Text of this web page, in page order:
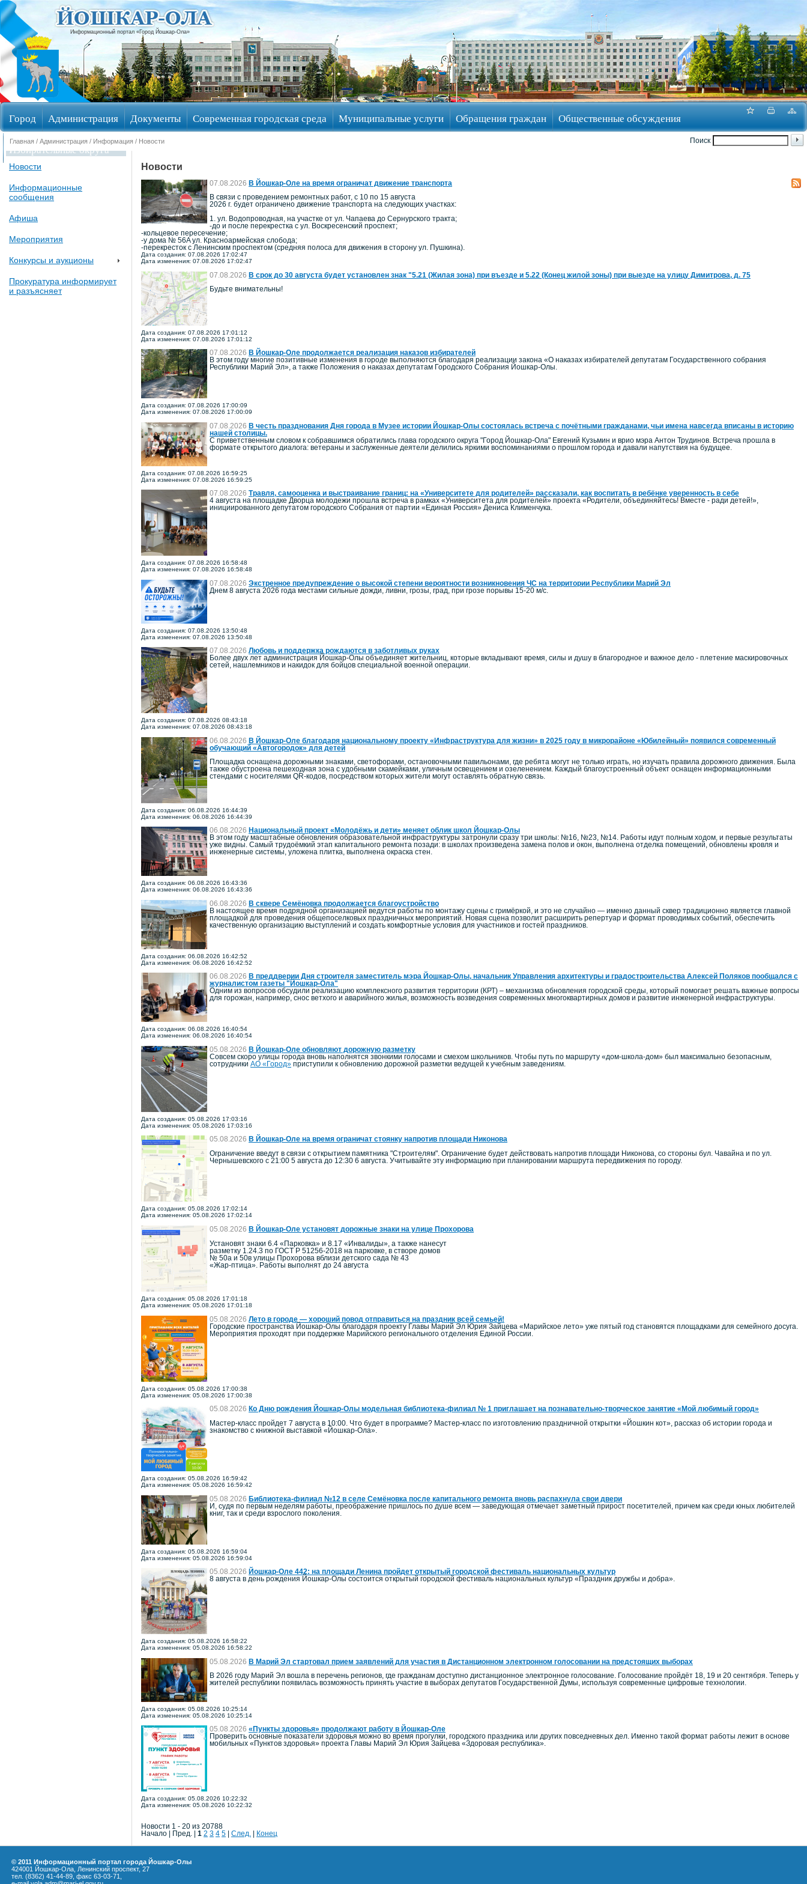
Информационный портал «Город Йошкар-Ола»
Город Администрация Документы Современная городская среда Муниципальные услуги Обращения граждан Общественные обсуждения
Избирательные округа
Поиск
Главная / Администрация / Информация / Новости
Новости
Информационные
сообщения
Афиша
Мероприятия
Конкурсы и аукционы
Прокуратура информирует
и разъясняет
Новости
07.08.2026 В Йошкар-Оле на время ограничат движение транспорта
В связи с проведением ремонтных работ, с 10 по 15 августа
2026 г. будет ограничено движение транспорта на следующих участках:
1. ул. Водопроводная, на участке от ул. Чапаева до Сернурского тракта;
-до и после перекрестка с ул. Воскресенский проспект;
-кольцевое пересечение;
-у дома № 56A ул. Красноармейская слобода;
-перекресток с Ленинским проспектом (средняя полоса для движения в сторону ул. Пушкина).
Дата создания: 07.08.2026 17:02:47
Дата изменения: 07.08.2026 17:02:47
07.08.2026 В срок до 30 августа будет установлен знак "5.21 (Жилая зона) при въезде и 5.22 (Конец жилой зоны) при выезде на улицу Димитрова, д. 75
Будьте внимательны!
Дата создания: 07.08.2026 17:01:12
Дата изменения: 07.08.2026 17:01:12
07.08.2026 В Йошкар-Оле продолжается реализация наказов избирателей
В этом году многие позитивные изменения в городе выполняются благодаря реализации закона «О наказах избирателей депутатам Государственного собрания
Республики Марий Эл», а также Положения о наказах депутатам Городского Собрания Йошкар-Олы.
Дата создания: 07.08.2026 17:00:09
Дата изменения: 07.08.2026 17:00:09
07.08.2026 В честь празднования Дня города в Музее истории Йошкар-Олы состоялась встреча с почётными гражданами, чьи имена навсегда вписаны в историю
нашей столицы.
С приветственным словом к собравшимся обратились глава городского округа "Город Йошкар-Ола" Евгений Кузьмин и врио мэра Антон Трудинов. Встреча прошла в
формате открытого диалога: ветераны и заслуженные деятели делились яркими воспоминаниями о прошлом города и давали напутствия на будущее.
Дата создания: 07.08.2026 16:59:25
Дата изменения: 07.08.2026 16:59:25
07.08.2026 Травля, самооценка и выстраивание границ: на «Университете для родителей» рассказали, как воспитать в ребёнке уверенность в себе
4 августа на площадке Дворца молодежи прошла встреча в рамках «Университета для родителей» проекта «Родители, объединяйтесь! Вместе - ради детей!»,
инициированного депутатом городского Собрания от партии «Единая Россия» Дениса Клименчука.
Дата создания: 07.08.2026 16:58:48
Дата изменения: 07.08.2026 16:58:48
07.08.2026 Экстренное предупреждение о высокой степени вероятности возникновения ЧС на территории Республики Марий Эл
Днем 8 августа 2026 года местами сильные дожди, ливни, грозы, град, при грозе порывы 15-20 м/с.
Дата создания: 07.08.2026 13:50:48
Дата изменения: 07.08.2026 13:50:48
07.08.2026 Любовь и поддержка рождаются в заботливых руках
Более двух лет администрация Йошкар-Олы объединяет жительниц, которые вкладывают время, силы и душу в благородное и важное дело - плетение маскировочных
сетей, нашлемников и накидок для бойцов специальной военной операции.
Дата создания: 07.08.2026 08:43:18
Дата изменения: 07.08.2026 08:43:18
06.08.2026 В Йошкар-Оле благодаря национальному проекту «Инфраструктура для жизни» в 2025 году в микрорайоне «Юбилейный» появился современный
обучающий «Автогородок» для детей
Площадка оснащена дорожными знаками, светофорами, остановочными павильонами, где ребята могут не только играть, но изучать правила дорожного движения. Была
также обустроена пешеходная зона с удобными скамейками, уличным освещением и озеленением. Каждый благоустроенный объект оснащен информационными
стендами с носителями QR-кодов, посредством которых жители могут оставлять обратную связь.
Дата создания: 06.08.2026 16:44:39
Дата изменения: 06.08.2026 16:44:39
06.08.2026 Национальный проект «Молодёжь и дети» меняет облик школ Йошкар-Олы
В этом году масштабные обновления образовательной инфраструктуры затронули сразу три школы: №16, №23, №14. Работы идут полным ходом, и первые результаты
уже видны. Самый трудоёмкий этап капитального ремонта позади: в школах произведена замена полов и окон, выполнена отделка помещений, обновлены кровля и
инженерные системы, уложена плитка, выполнена окраска стен.
Дата создания: 06.08.2026 16:43:36
Дата изменения: 06.08.2026 16:43:36
06.08.2026 В сквере Семёновка продолжается благоустройство
В настоящее время подрядной организацией ведутся работы по монтажу сцены с гримёркой, и это не случайно — именно данный сквер традиционно является главной
площадкой для проведения общепоселковых праздничных мероприятий. Новая сцена позволит расширить репертуар и формат проводимых событий, обеспечить
качественную организацию выступлений и создать комфортные условия для участников и гостей праздников.
Дата создания: 06.08.2026 16:42:52
Дата изменения: 06.08.2026 16:42:52
06.08.2026 В преддверии Дня строителя заместитель мэра Йошкар-Олы, начальник Управления архитектуры и градостроительства Алексей Поляков пообщался с
журналистом газеты "Йошкар-Ола"
Одним из вопросов обсудили реализацию комплексного развития территории (КРТ) – механизма обновления городской среды, который помогает решать важные вопросы
для горожан, например, снос ветхого и аварийного жилья, возможность возведения современных многоквартирных домов и развитие инженерной инфраструктуры.
Дата создания: 06.08.2026 16:40:54
Дата изменения: 06.08.2026 16:40:54
05.08.2026 В Йошкар-Оле обновляют дорожную разметку
Совсем скоро улицы города вновь наполнятся звонкими голосами и смехом школьников. Чтобы путь по маршруту «дом-школа-дом» был максимально безопасным,
сотрудники АО «Город» приступили к обновлению дорожной разметки ведущей к учебным заведениям.
Дата создания: 05.08.2026 17:03:16
Дата изменения: 05.08.2026 17:03:16
05.08.2026 В Йошкар-Оле на время ограничат стоянку напротив площади Никонова
Ограничение введут в связи с открытием памятника "Строителям". Ограничение будет действовать напротив площади Никонова, со стороны бул. Чавайна и по ул.
Чернышевского с 21:00 5 августа до 12:30 6 августа. Учитывайте эту информацию при планировании маршрута передвижения по городу.
Дата создания: 05.08.2026 17:02:14
Дата изменения: 05.08.2026 17:02:14
05.08.2026 В Йошкар-Оле установят дорожные знаки на улице Прохорова
Установят знаки 6.4 «Парковка» и 8.17 «Инвалиды», а также нанесут
разметку 1.24.3 по ГОСТ Р 51256-2018 на парковке, в створе домов
№ 50а и 50в улицы Прохорова вблизи детского сада № 43
«Жар-птица». Работы выполнят до 24 августа
Дата создания: 05.08.2026 17:01:18
Дата изменения: 05.08.2026 17:01:18
05.08.2026 Лето в городе — хороший повод отправиться на праздник всей семьей!
Городские пространства Йошкар-Олы благодаря проекту Главы Марий Эл Юрия Зайцева «Марийское лето» уже пятый год становятся площадками для семейного досуга.
Мероприятия проходят при поддержке Марийского регионального отделения Единой России.
Дата создания: 05.08.2026 17:00:38
Дата изменения: 05.08.2026 17:00:38
05.08.2026 Ко Дню рождения Йошкар-Олы модельная библиотека-филиал № 1 приглашает на познавательно-творческое занятие «Мой любимый город»
Мастер-класс пройдет 7 августа в 10:00. Что будет в программе? Мастер-класс по изготовлению праздничной открытки «Йошкин кот», рассказ об истории города и
знакомство с книжной выставкой «Йошкар-Ола».
Дата создания: 05.08.2026 16:59:42
Дата изменения: 05.08.2026 16:59:42
05.08.2026 Библиотека-филиал №12 в селе Семёновка после капитального ремонта вновь распахнула свои двери
И, судя по первым неделям работы, преображение пришлось по душе всем — заведующая отмечает заметный прирост посетителей, причем как среди юных любителей
книг, так и среди взрослого поколения.
Дата создания: 05.08.2026 16:59:04
Дата изменения: 05.08.2026 16:59:04
05.08.2026 Йошкар-Оле 442: на площади Ленина пройдет открытый городской фестиваль национальных культур
8 августа в день рождения Йошкар-Олы состоится открытый городской фестиваль национальных культур «Праздник дружбы и добра».
Дата создания: 05.08.2026 16:58:22
Дата изменения: 05.08.2026 16:58:22
05.08.2026 В Марий Эл стартовал прием заявлений для участия в Дистанционном электронном голосовании на предстоящих выборах
В 2026 году Марий Эл вошла в перечень регионов, где гражданам доступно дистанционное электронное голосование. Голосование пройдёт 18, 19 и 20 сентября. Теперь у
жителей республики появилась возможность принять участие в выборах депутатов Государственной Думы, используя современные цифровые технологии.
Дата создания: 05.08.2026 10:25:14
Дата изменения: 05.08.2026 10:25:14
05.08.2026 «Пункты здоровья» продолжают работу в Йошкар-Оле
Проверить основные показатели здоровья можно во время прогулки, городского праздника или других повседневных дел. Именно такой формат работы лежит в основе
мобильных «Пунктов здоровья» проекта Главы Марий Эл Юрия Зайцева «Здоровая республика».
Дата создания: 05.08.2026 10:22:32
Дата изменения: 05.08.2026 10:22:32
Новости 1 - 20 из 20788
Начало | Пред. | 1 2 3 4 5 След. Конец
© 2011 Информационный портал города Йошкар-Олы
424001 Йошкар-Ола, Ленинский проспект, 27
тел. (8362) 41-44-89, факс 63-03-71,